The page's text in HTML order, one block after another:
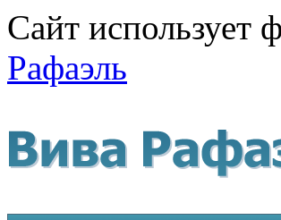
Сайт использует
Рафаэль